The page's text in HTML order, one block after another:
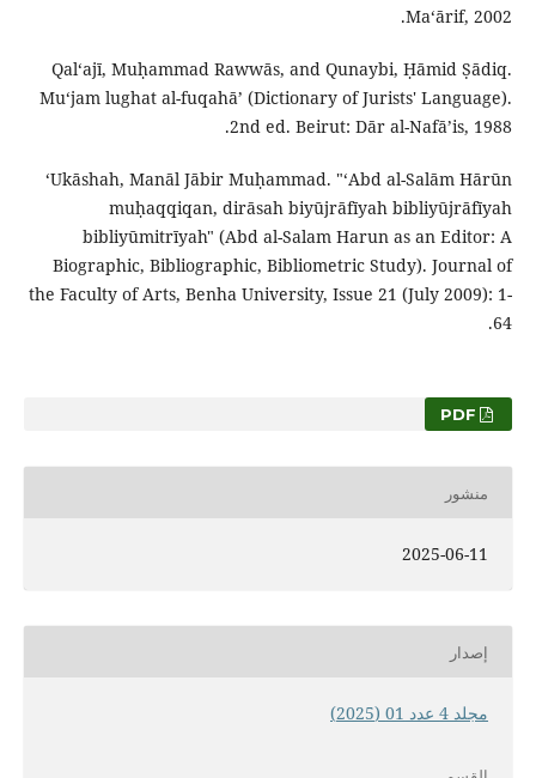
Maʻārif, 2002.
Qalʻajī, Muḥammad Rawwās, and Qunaybi, Ḥāmid Ṣādiq.
Muʻjam lughat al-fuqahāʼ (Dictionary of Jurists' Language).
2nd ed. Beirut: Dār al-Nafāʼis, 1988.
ʻUkāshah, Manāl Jābir Muḥammad. "ʻAbd al-Salām Hārūn
muḥaqqiqan, dirāsah biyūjrāfīyah bibliyūjrāfīyah
bibliyūmitrīyah" (Abd al-Salam Harun as an Editor: A
Biographic, Bibliographic, Bibliometric Study). Journal of
the Faculty of Arts, Benha University, Issue 21 (July 2009): 1-
64.
PDF
منشور
2025-06-11
إصدار
مجلد 4 عدد 01 (2025)